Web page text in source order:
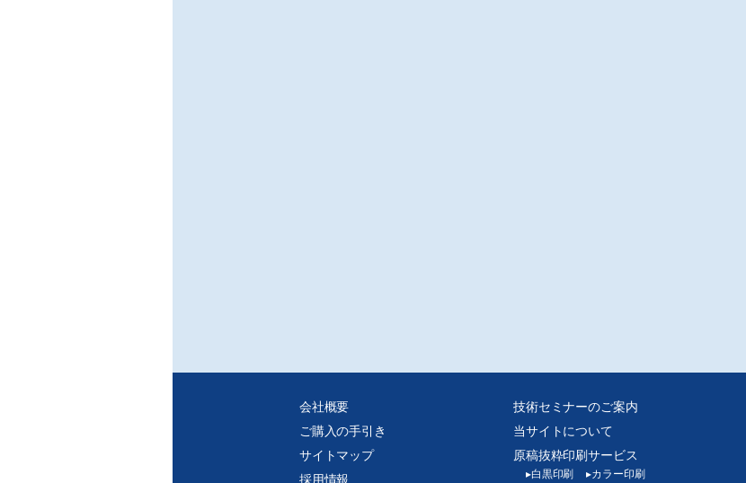
会社概要
ご購入の手引き
サイトマップ
採用情報
技術セミナーのご案内
当サイトについて
原稿抜粋印刷サービス
▸白黒印刷 ▸カラー印刷